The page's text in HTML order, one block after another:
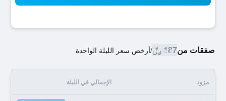
صفقات من187 ﷼ /أرخص سعر الليلة الواحدة
مزود الإجمالي في الليلة